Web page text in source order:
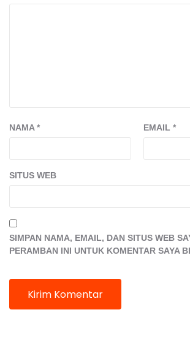
NAMA* EMAIL *
SITUS WEB
SIMPAN NAMA, EMAIL, DAN SITUS WEB
PERAMBAN INI UNTUK KOMENTAR SAYA